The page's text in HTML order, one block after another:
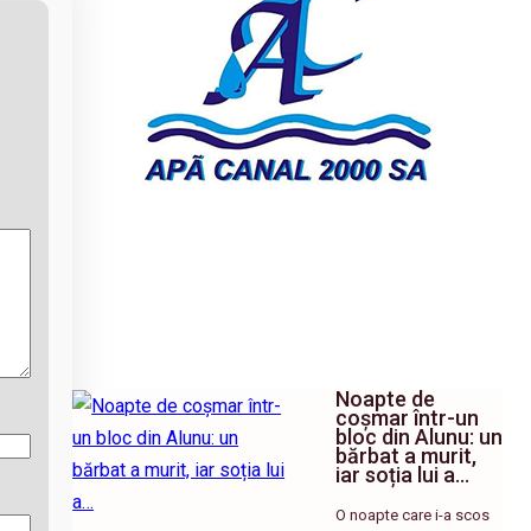
Noapte de
coșmar într-un
bloc din Alunu: un
bărbat a murit,
iar soția lui a…
O noapte care i-a scos